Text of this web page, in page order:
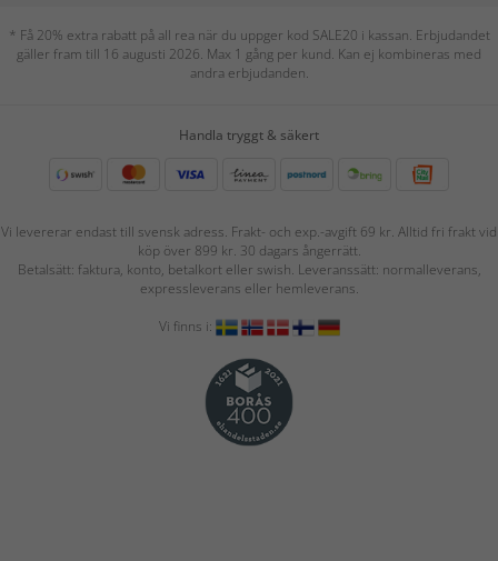
* Få 20% extra rabatt på all rea när du uppger kod SALE20 i kassan. Erbjudandet
gäller fram till 16 augusti 2026. Max 1 gång per kund. Kan ej kombineras med
andra erbjudanden.
Handla tryggt & säkert
Vi levererar endast till svensk adress. Frakt- och exp.-avgift 69 kr. Alltid fri frakt vid
köp över 899 kr. 30 dagars ångerrätt.
Betalsätt: faktura, konto, betalkort eller swish. Leveranssätt: normalleverans,
expressleverans eller hemleverans.
Vi finns i: